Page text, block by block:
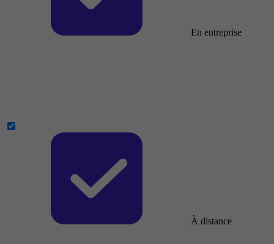
En entreprise
À distance